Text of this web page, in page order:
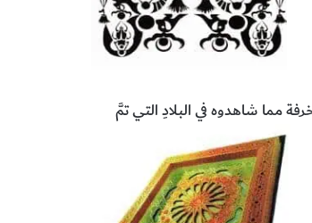
مما شاهدوه في البلادِ التي تمَّ